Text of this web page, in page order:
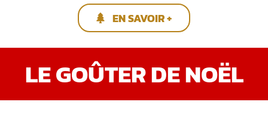
EN SAVOIR +
LE GOÛTER DE NOËL